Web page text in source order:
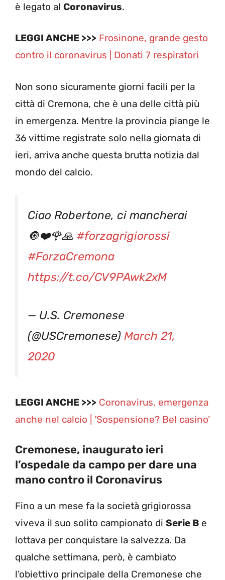
è legato al Coronavirus.
LEGGI ANCHE >>> Frosinone, grande gesto
contro il coronavirus | Donati 7 respiratori
Non sono sicuramente giorni facili per la
città di Cremona, che è una delle città più
in emergenza. Mentre la provincia piange le
36 vittime registrate solo nella giornata di
ieri, arriva anche questa brutta notizia dal
mondo del calcio.
Ciao Robertone, ci mancherai
🔘❤️🌹🙏 #forzagrigiorossi
#ForzaCremona
https://t.co/CV9PAwk2xM
— U.S. Cremonese
(@USCremonese) March 21,
2020
LEGGI ANCHE >>> Coronavirus, emergenza
anche nel calcio | ‘Sospensione? Bel casino’
Cremonese, inaugurato ieri
l’ospedale da campo per dare una
mano contro il Coronavirus
Fino a un mese fa la società grigiorossa
viveva il suo solito campionato di Serie B e
lottava per conquistare la salvezza. Da
qualche settimana, però, è cambiato
l’obiettivo principale della Cremonese che